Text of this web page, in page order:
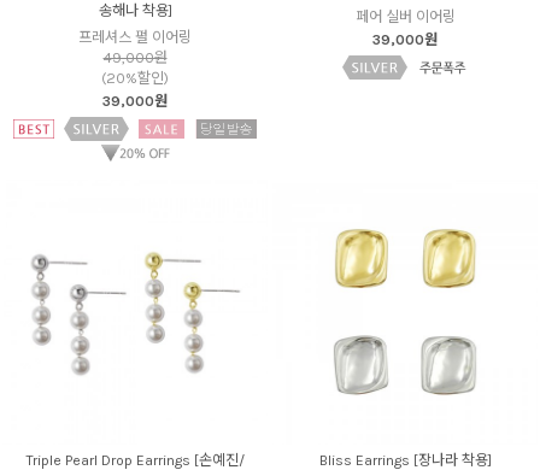
송해나 착용]
프레셔스 펄 이어링
49,000원
(20%할인)
39,000원
페어 실버 이어링
39,000원
Triple Pearl Drop Earrings [손예진/
Bliss Earrings [장나라 착용]